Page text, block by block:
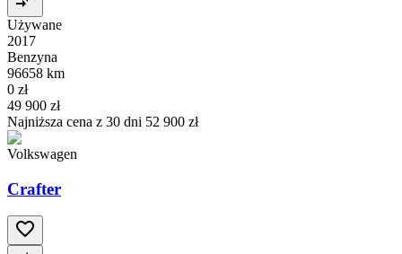
Używane
2017
Benzyna
96658 km
0 zł
49 900 zł
Najniższa cena z 30 dni 52 900 zł
Volkswagen
Crafter